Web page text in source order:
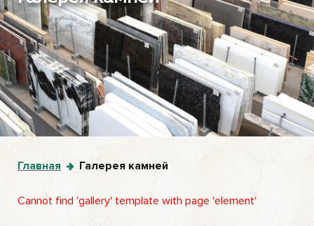
Главная Галерея камней
Cannot find 'gallery' template with page 'element'